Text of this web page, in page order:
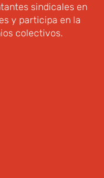
sindicales en
y participa en la
colectivos.